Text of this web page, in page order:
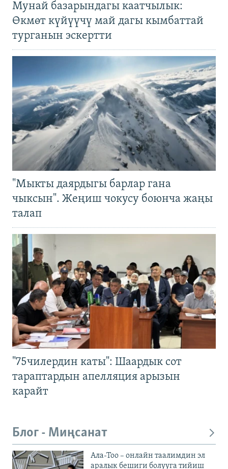
Мунай базарындагы каатчылык:
Өкмөт күйүүчү май дагы кымбаттай
турганын эскертти
"Мыкты даярдыгы барлар гана
чыксын". Жеңиш чокусу боюнча жаңы
талап
"75чилердин каты": Шаардык сот
тараптардын апелляция арызын
карайт
Блог - Миңсанат
Ала-Тоо – онлайн таалимдин эл
аралык бешиги болууга тийиш